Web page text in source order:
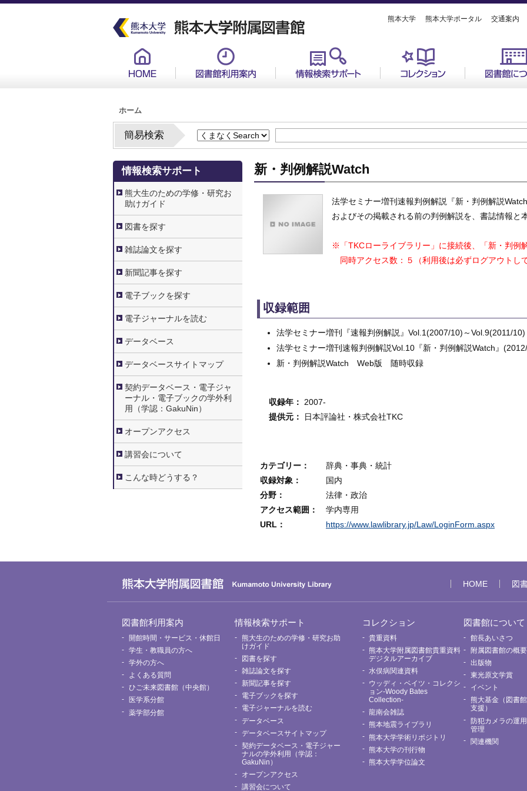
熊本大学 熊本大学ポータル 交通案内
パ
ン
く
ず
ホーム
簡易検索
新・判例解説Watch
法学セミナー増刊速報判例解説『新・判例解説
およびその掲載される前の判例解説を、書誌情報と
※「TKCローライブラリー」に接続後、「新・判例
同時アクセス数：５（利用後は必ずログアウトし
収録範囲
法学セミナー増刊『速報判例解説』Vol.1(2007/10)～Vol.9(2011/10)
法学セミナー増刊速報判例解説Vol.10『新・判例解説Watch』
新・判例解説Watch Web版 随時収録
収録年： 2007-
提供元：
日本評論社・株式会社TKC
カテゴリー
辞典・事典・統計
収録対象
国内
分野
法律・政治
アクセス範囲
学内専用
URL
https://www.lawlibrary.jp/Law/LoginForm.aspx
3.
報
検
索
ポ
ー
ト
情報検索サポート
熊大生のための学修・研究お
助けガイド
図書を探す
雑誌論文を探す
新聞記事を探す
電子ブックを探す
電子ジャーナルを読む
データベース
データベースサイトマップ
契約データベース・電子ジャ
ーナル・電子ブックの学外利
用（学認：GakuNin）
オープンアクセス
講習会について
こんな時どうする？
HOME 図
グ
ロ
ー
ル
メ
ュ
ー
図書館利用案内
開館時間・サービス・休館日
学生・教職員の方へ
学外の方へ
よくある質問
ひご未来図書館（中央館）
医学系分館
薬学部分館
情報検索サポート
熊大生のための学修・研究お助
けガイド
図書を探す
雑誌論文を探す
新聞記事を探す
電子ブックを探す
電子ジャーナルを読む
データベース
データベースサイトマップ
契約データベース・電子ジャー
ナルの学外利用（学認：
GakuNin）
オープンアクセス
講習会について
コレクション
貴重資料
熊本大学附属図書館貴重資料
デジタルアーカイブ
水俣病関連資料
ウッディ・ベイツ・コレクシ
ョン-Woody Bates
Collection-
龍南会雑誌
熊本地震ライブラリ
熊本大学学術リポジトリ
熊本大学の刊行物
熊本大学学位論文
図書館について
館長あいさつ
附属図書館の概要
出版物
東光原文学賞
イベント
熊大基金（図書
支援）
防犯カメラの運
管理
関連機関